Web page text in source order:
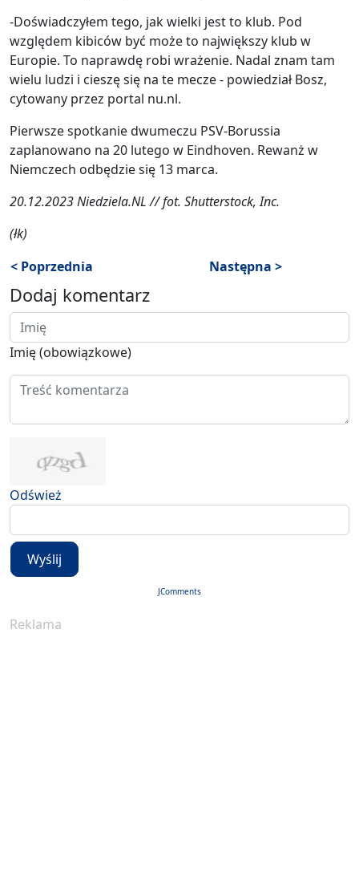
-Doświadczyłem tego, jak wielki jest to klub. Pod
względem kibiców być może to największy klub w
Europie. To naprawdę robi wrażenie. Nadal znam tam
wielu ludzi i cieszę się na te mecze - powiedział Bosz,
cytowany przez portal nu.nl.
Pierwsze spotkanie dwumeczu PSV-Borussia
zaplanowano na 20 lutego w Eindhoven. Rewanż w
Niemczech odbędzie się 13 marca.
20.12.2023 Niedziela.NL // fot. Shutterstock, Inc.
(łk)
< Poprzednia
Następna >
Dodaj komentarz
Imię (obowiązkowe)
Odśwież
Wyślij
JComments
Reklama